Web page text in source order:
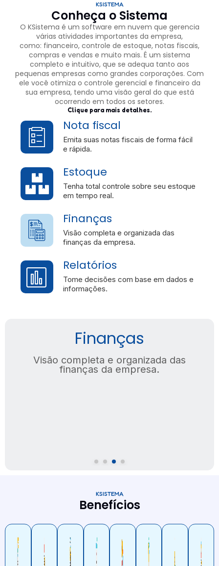
KSISTEMA
Conheça o Sistema
O KSistema é um software em nuvem que gerencia
várias atividades importantes da empresa,
como: financeiro, controle de estoque, notas fiscais,
compras e vendas e muito mais. É um sistema
completo e intuitivo, que se adequa tanto aos
pequenas empresas como grandes corporações. Com
ele você otimiza o controle gerencial e financeiro da
sua empresa, tendo uma visão geral do que está
ocorrendo em todos os setores.
Clique para mais detalhes.
Nota fiscal
Emita suas notas fiscais de forma fácil
e rápida.
Estoque
Tenha total controle sobre seu estoque
em tempo real.
Finanças
Visão completa e organizada das
finanças da empresa.
Relatórios
Tome decisões com base em dados e
informações.
Relatórios
Tome decisões com base em dados e
informações.
KSISTEMA
Benefícios